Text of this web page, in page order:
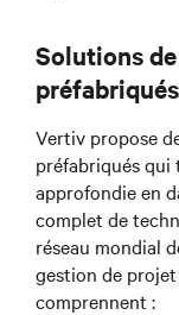
Solutions
Vertiv propose
préfabriqués
approfondie en
complet de
réseau mondial
gestion de
comprennent :